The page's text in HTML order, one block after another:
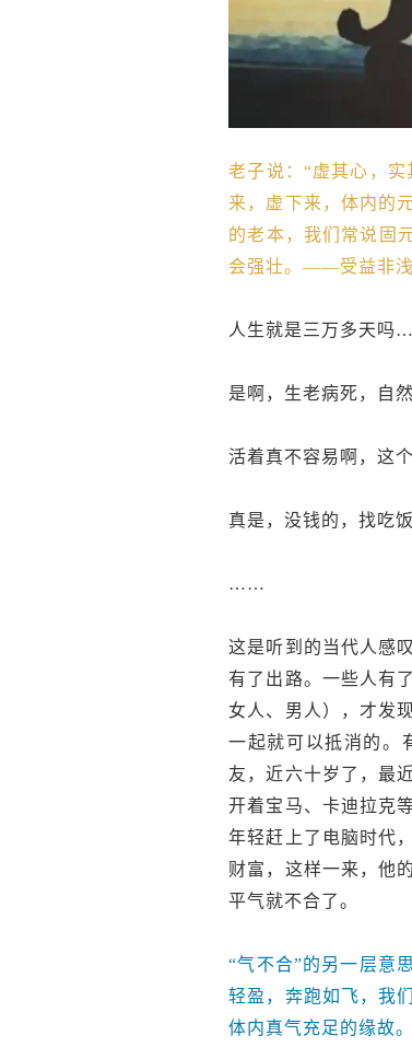
老子说：“虚其心，
来，虚下来，体内的
的老本，我们常说固
会强壮。——受益非浅
人生就是三万多天吗
是啊，生老病死，自
活着真不容易啊，这
真是，没钱的，找吃
……
这是听到的当代人感
有了出路。一些人有
女人、男人），才发
一起就可以抵消的。
友，近六十岁了，最
开着宝马、卡迪拉克
年轻赶上了电脑时代
财富，这样一来，他
平气就不合了。
“气不合”的另一层意
轻盈，奔跑如飞，我
体内真气充足的缘故。